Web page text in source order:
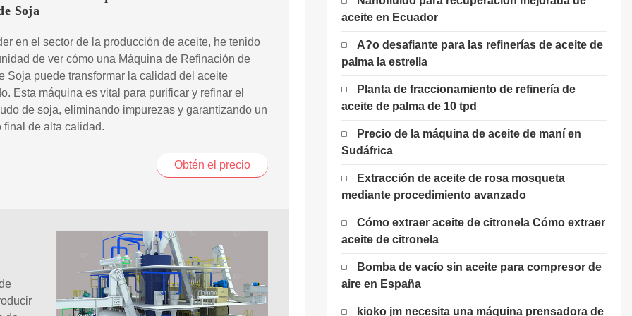
Soja
en el sector de la producción de aceite, he tenido
de ver cómo una Máquina de Refinación de
Soja puede transformar la calidad del aceite
Esta máquina es vital para purificar y refinar el
de soja, eliminando impurezas y garantizando un
final de alta calidad.
Obtén el precio
aceite en Ecuador
A?o desafiante para las refinerías de aceite de
palma la estrella
Planta de fraccionamiento de refinería de
aceite de palma de 10 tpd
Precio de la máquina de aceite de maní en
Sudáfrica
Extracción de aceite de rosa mosqueta
mediante procedimiento avanzado
Cómo extraer aceite de citronela Cómo extraer
aceite de citronela
Bomba de vacío sin aceite para compresor de
aire en España
kioko jm necesita una máquina prensadora de